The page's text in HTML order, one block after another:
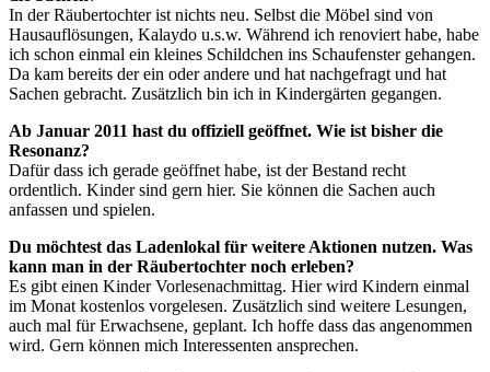
In der Räubertochter ist nichts neu. Selbst die Möbel sind von
Hausauflösungen, Kalaydo u.s.w. Während ich renoviert habe, habe
ich schon einmal ein kleines Schildchen ins Schaufenster gehangen.
Da kam bereits der ein oder andere und hat nachgefragt und hat
Sachen gebracht. Zusätzlich bin ich in Kindergärten gegangen.
Ab Januar 2011 hast du offiziell geöffnet. Wie ist bisher die
Resonanz?
Dafür dass ich gerade geöffnet habe, ist der Bestand recht
ordentlich. Kinder sind gern hier. Sie können die Sachen auch
anfassen und spielen.
Du möchtest das Ladenlokal für weitere Aktionen nutzen. Was
kann man in der Räubertochter noch erleben?
Es gibt einen Kinder Vorlesenachmittag. Hier wird Kindern einmal
im Monat kostenlos vorgelesen. Zusätzlich sind weitere Lesungen,
auch mal für Erwachsene, geplant. Ich hoffe dass das angenommen
wird. Gern können mich Interessenten ansprechen.